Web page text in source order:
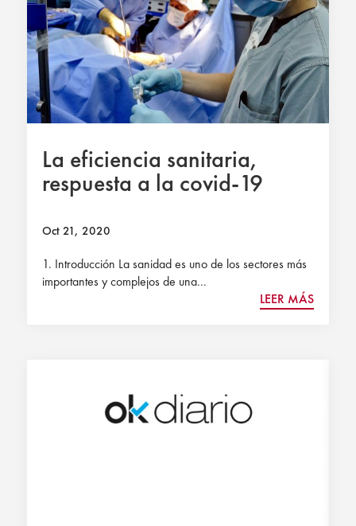
La eficiencia sanitaria,
respuesta a la covid-19
Oct 21, 2020
1. Introducción La sanidad es uno de los sectores más
importantes y complejos de una...
LEER MÁS